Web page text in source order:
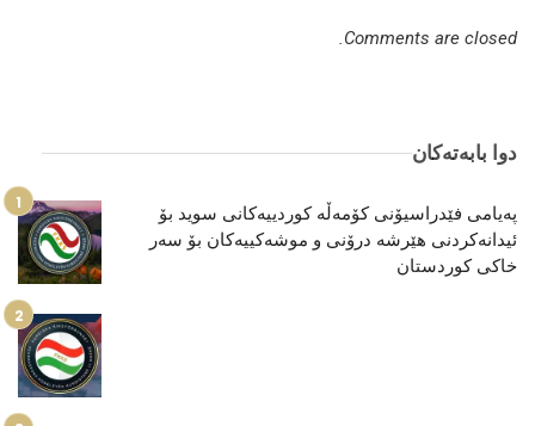
Comments are closed.
دوا بابەتەکان
پەیامی فێدراسیۆنی کۆمەڵە کوردییەکانی سوید بۆ
ئیدانەکردنی هێرشە درۆنی و موشەكییەكان بۆ سەر
خاکی کوردستان